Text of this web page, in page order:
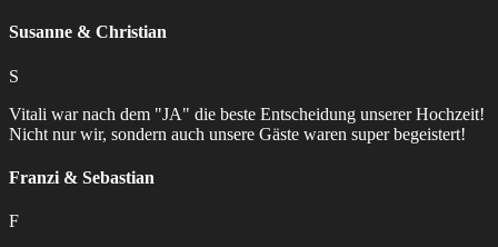
Susanne & Christian
S
Vitali war nach dem "JA" die beste Entscheidung unserer Hochzeit!
Nicht nur wir, sondern auch unsere Gäste waren super begeistert!
Franzi & Sebastian
F